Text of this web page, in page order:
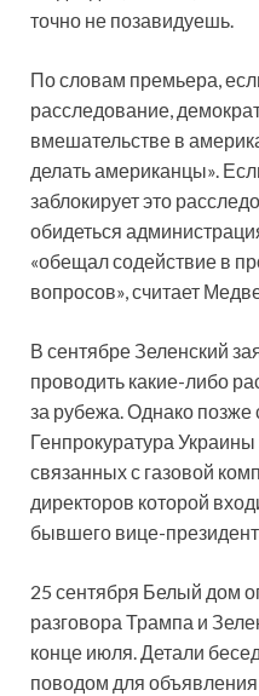
точно не позавидуешь.
По словам премьера,
расследование,
вмешательстве в
делать американцы».
заблокирует это
обидеться
«обещал содействие в
вопросов», считает
В сентябре Зеленский
проводить какие-либо
за рубежа. Однако позже
Генпрокуратура
связанных с газовой
директоров которой
бывшего вице-
25 сентября Белый дом
разговора Трампа и
конце июля. Детали
поводом для